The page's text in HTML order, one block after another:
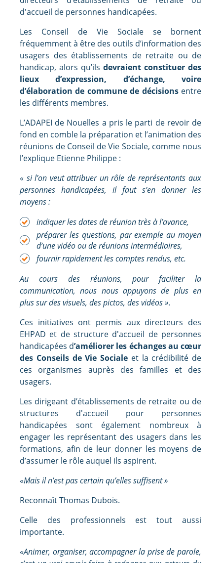
d'accueil de personnes handicapées.
Les Conseil de Vie Sociale se bornent
fréquemment à être des outils d’information des
usagers des établissements de retraite ou de
handicap, alors qu’ils devraient constituer des
lieux d’expression, d’échange, voire
d’élaboration de commune de décisionsentre
les différents membres.
L’ADAPEI de Nouelles a pris le parti de revoir de
fond en comble la préparation et l’animation des
réunions de Conseil de Vie Sociale, comme nous
l’explique Etienne Philippe :
« si l’on veut attribuer un rôle de représentants aux
personnes handicapées, il faut s’en donner les
moyens :
indiquer les dates de réunion très à l’avance,
préparer les questions, par exemple au moyen
d’une vidéo ou de réunions intermédiaires,
fournir rapidement les comptes rendus, etc.
Au cours des réunions, pour faciliter la
communication, nous nous appuyons de plus en
plus sur des visuels, des pictos, des vidéos ».
Ces initiatives ont permis aux directeurs des
EHPAD et de structure d'accueil de personnes
handicapées d’améliorer les échanges au cœur
des Conseils de Vie Sociale et la crédibilité de
ces organismes auprès des familles et des
usagers.
Les dirigeant d’établissements de retraite ou de
structures d'accueil pour personnes
handicapées sont également nombreux à
engager les représentant des usagers dans les
formations, afin de leur donner les moyens de
d’assumer le rôle auquel ils aspirent.
«Mais il n’est pas certain qu’elles suffisent »
Reconnaît Thomas Dubois.
Celle des professionnels est tout aussi
importante.
«Animer, organiser, accompagner la prise de parole,